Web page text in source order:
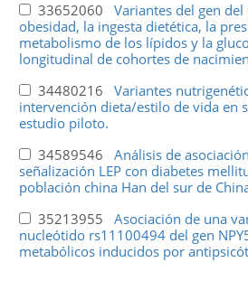
33652060 Variantes del gen
obesidad, la ingesta dietética, la
metabolismo de los lípidos y la
longitudinal de cohortes de
34480216 Variantes
intervención dieta/estilo de vida en
estudio piloto.
34589546 Análisis de
señalización LEP con diabetes
población china Han del sur de
35213955 Asociación de una
nucleótido rs11100494 del gen
metabólicos inducidos por